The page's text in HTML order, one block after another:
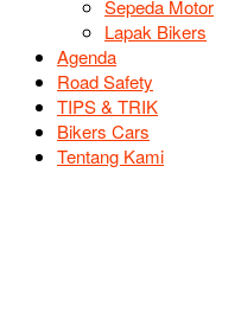
Sepeda Motor
Lapak Bikers
Agenda
Road Safety
TIPS & TRIK
Bikers Cars
Tentang Kami